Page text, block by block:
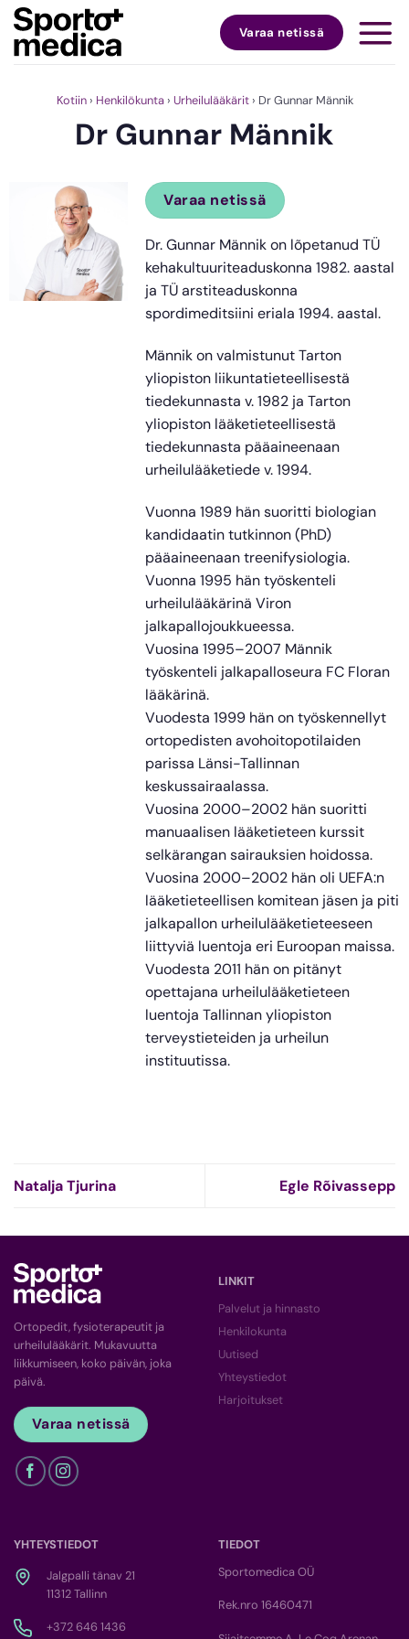
Skip
content
Varaa netissä
Kotiin › Henkilökunta › Urheilulääkärit › Dr Gunnar Männik
Dr Gunnar Männik
Varaa netissä
Dr. Gunnar Männik on lõpetanud TÜ
kehakultuuriteaduskonna 1982. aastal
ja TÜ arstiteaduskonna
spordimeditsiini eriala 1994. aastal.
Männik on valmistunut Tarton
yliopiston liikuntatieteellisestä
tiedekunnasta v. 1982 ja Tarton
yliopiston lääketieteellisestä
tiedekunnasta pääaineenaan
urheilulääketiede v. 1994.
Vuonna 1989 hän suoritti biologian
kandidaatin tutkinnon (PhD)
pääaineenaan treenifysiologia.
Vuonna 1995 hän työskenteli
urheilulääkärinä Viron
jalkapallojoukkueessa.
Vuosina 1995–2007 Männik
työskenteli jalkapalloseura FC Floran
lääkärinä.
Vuodesta 1999 hän on työskennellyt
ortopedisten avohoitopotilaiden
parissa Länsi-Tallinnan
keskussairaalassa.
Vuosina 2000–2002 hän suoritti
manuaalisen lääketieteen kurssit
selkärangan sairauksien hoidossa.
Vuosina 2000–2002 hän oli UEFA:n
lääketieteellisen komitean jäsen ja piti
jalkapallon urheilulääketieteeseen
liittyviä luentoja eri Euroopan maissa.
Vuodesta 2011 hän on pitänyt
opettajana urheilulääketieteen
luentoja Tallinnan yliopiston
terveystieteiden ja urheilun
instituutissa.
Natalja Tjurina Egle Rõivassepp
Ortopedit, fysioterapeutit ja
urheilulääkärit. Mukavuutta
liikkumiseen, koko päivän, joka
päivä.
Varaa netissä
LINKIT
Palvelut ja hinnasto
Henkilokunta
Uutised
Yhteystiedot
Harjoitukset
YHTEYSTIEDOT
Jalgpalli tänav 21
11312 Tallinn
+372 646 1436
TIEDOT
Sportomedica OÜ
Rek.nro 16460471